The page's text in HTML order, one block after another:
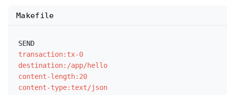
transaction:tx-0
destination:/app/hello
content-length:20
content-type:text/json
Makefile